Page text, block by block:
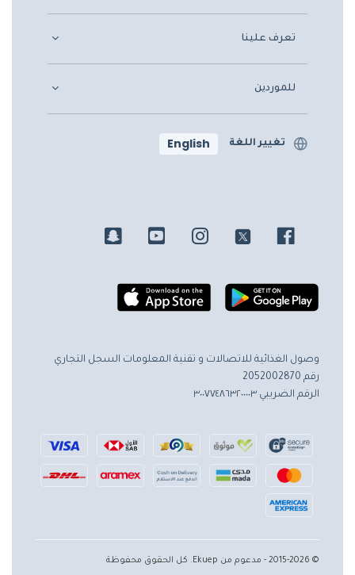
تعرف علينا
للموردين
تغيير اللغة English
وصول الغذائية للاتصالات و تقنية المعلومات السجل التجاري
رقم 2052002870
الرقم الضريبي ٣٠٠٧٧٤٨٦٣٢٠٠٠٠٣
© 2015-2026 - مدعوم من Ekuep. كل الحقوق محفوظة